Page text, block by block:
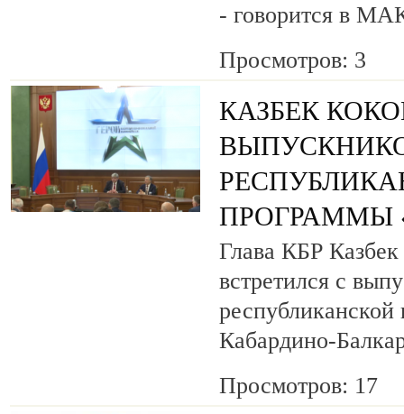
- говорится в
Просмотров: 3
КАЗБЕК
ПРОГРАММЫ
Глава КБР Казбек
встретился с
Кабардино-
Просмотров: 17